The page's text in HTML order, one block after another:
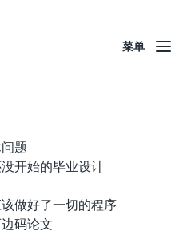
菜单
题
开始的毕业设计
做好了一切的程序
码论文